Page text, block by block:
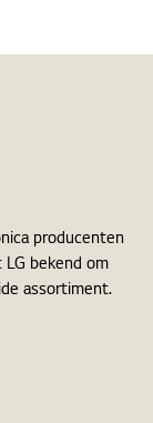
producenten
bekend om
assortiment.